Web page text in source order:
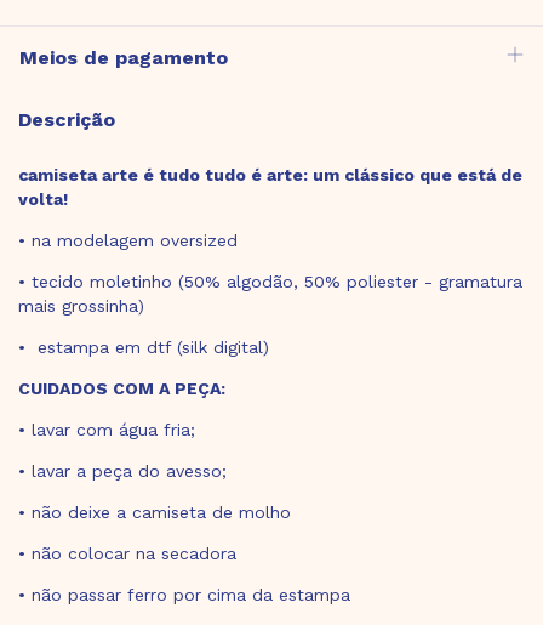
Meios de pagamento
Descrição
camiseta arte é tudo tudo é arte: um clássico que está de
volta!
• na modelagem oversized
• tecido moletinho (50% algodão, 50% poliester - gramatura
mais grossinha)
• estampa em dtf (silk digital)
CUIDADOS COM A PEÇA:
• lavar com água fria;
• lavar a peça do avesso;
• não deixe a camiseta de molho
• não colocar na secadora
• não passar ferro por cima da estampa